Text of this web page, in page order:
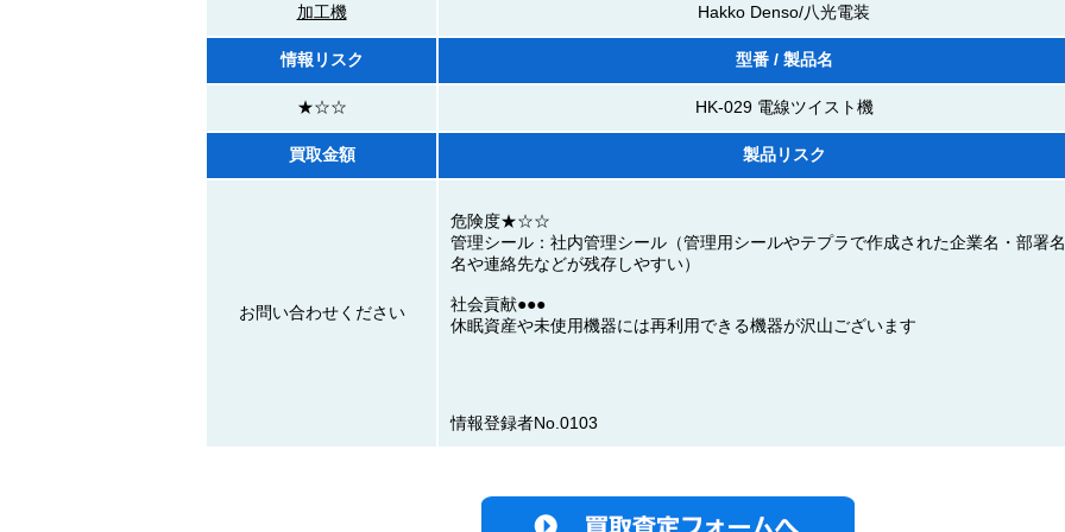
加工機 Hakko Denso/八光電装
情報リスク 型番 / 製品名
★☆☆ HK-029 電線ツイスト機
買取金額 製品リスク
お問い合わせください
危険度★☆☆
管理シール：社内管理シール（管理用シールやテプラで作成された企業名・部署
名や連絡先などが残存しやすい）
社会貢献●●●
休眠資産や未使用機器には再利用できる機器が沢山ございます
情報登録者No.0103